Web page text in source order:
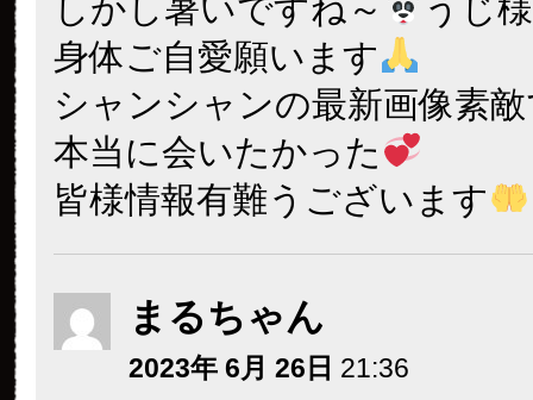
しかし暑いですね～
うじ
身体ご自愛願います
シャンシャンの最新画像素
本当に会いたかった
皆様情報有難うございます
まるちゃん
2023年 6月 26日 21:36